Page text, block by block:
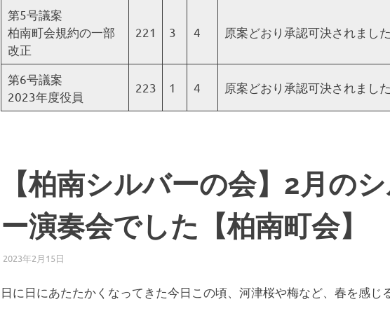
第5号議案
柏南町会規約の一部
改正
221 3 4 原案どおり承認可決されました
第6号議案
2023年度役員
223 1 4 原案どおり承認可決されました
【柏南シルバーの会】2月の
ー演奏会でした【柏南町会】
2023年2月15日
日に日にあたたかくなってきた今日この頃、河津桜や梅など、春を感じ